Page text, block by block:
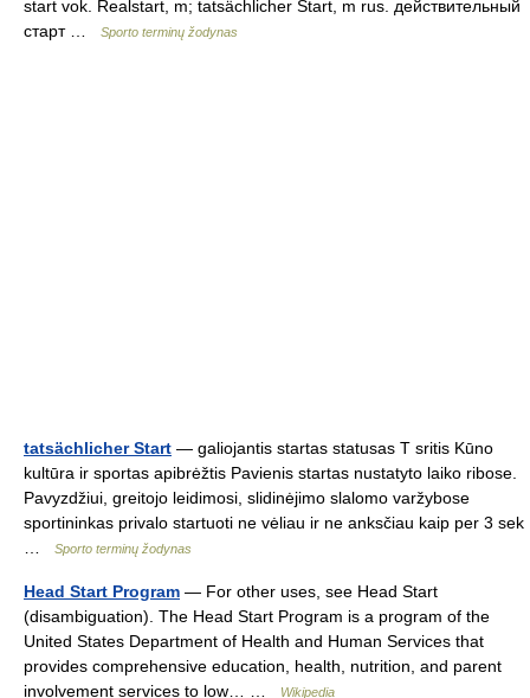
start vok. Realstart, m; tatsächlicher Start, m rus. действительный
старт …
Sporto terminų žodynas
tatsächlicher Start — galiojantis startas statusas T sritis Kūno
kultūra ir sportas apibrėžtis Pavienis startas nustatyto laiko ribose.
Pavyzdžiui, greitojo leidimosi, slidinėjimo slalomo varžybose
sportininkas privalo startuoti ne vėliau ir ne anksčiau kaip per 3 sek
Sporto terminų žodynas
Head Start Program — For other uses, see Head Start
(disambiguation). The Head Start Program is a program of the
United States Department of Health and Human Services that
provides comprehensive education, health, nutrition, and parent
involvement services to low… …
Wikipedia